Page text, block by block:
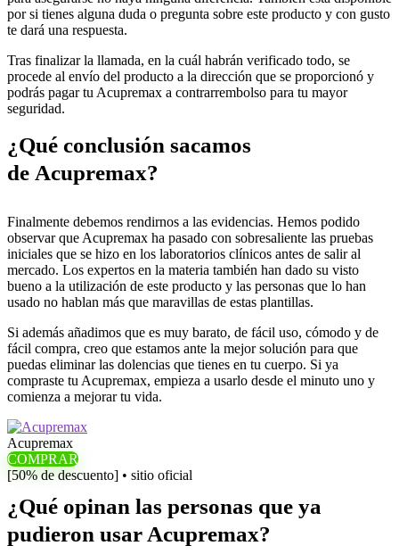
por si tienes alguna duda o pregunta sobre este producto y con gusto
te dará una respuesta.
Tras finalizar la llamada, en la cuál habrán verificado todo, se
procede al envío del producto a la dirección que se proporcionó y
podrás pagar tu Acupremax a contrarrembolso para tu mayor
seguridad.
¿Qué conclusión sacamos
de Acupremax?
Finalmente debemos rendirnos a las evidencias. Hemos podido
observar que Acupremax ha pasado con sobresaliente las pruebas
iniciales que se hizo en los laboratorios clínicos antes de salir al
mercado. Los expertos en la materia también han dado su visto
bueno a la utilización de este producto y las personas que lo han
usado no hablan más que maravillas de estas plantillas.
Si además añadimos que es muy barato, de fácil uso, cómodo y de
fácil compra, creo que estamos ante la mejor solución para que
puedas eliminar las dolencias que tienes en tu cuerpo. Si ya
compraste tu Acupremax, empieza a usarlo desde el minuto uno y
comienza a mejorar tu vida.
Acupremax
COMPRAR
[50% de descuento] • sitio oficial
¿Qué opinan las personas que ya
pudieron usar Acupremax?